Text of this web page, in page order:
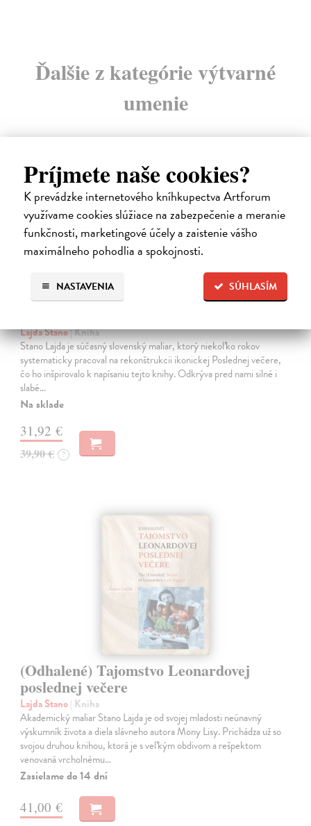
Príjmete naše cookies?
K prevádzke internetového kníhkupectva Artforum
využívame cookies slúžiace na zabezpečenie a meranie
funkčnosti, marketingové účely a zaistenie vášho
maximálneho pohodlia a spokojnosti.
SÚHLASÍM
NASTAVENIA
Ďalšie z kategórie výtvarné
umenie
na sklade
Lajda Stano| Kniha
Stano Lajda je súčasný slovenský maliar, ktorý niekoľko rokov
systematicky pracoval na rekonštrukcii ikonickej Poslednej večere,
čo ho inšpirovalo k napísaniu tejto knihy. Odkrýva pred nami silné i
slabé…
Na sklade
31,92 €
39,90 € ?
(Odhalené) Tajomstvo Leonardovej
poslednej večere
Lajda Stano| Kniha
Akademický maliar Stano Lajda je od svojej mladosti neúnavný
výskumník života a diela slávneho autora Mony Lisy. Prichádza už so
svojou druhou knihou, ktorá je s veľkým obdivom a rešpektom
venovaná vrcholnému…
Zasielame do 14 dní
41,00 €